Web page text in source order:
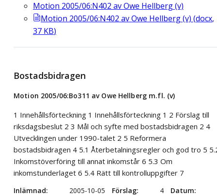
Motion 2005/06:N402 av Owe Hellberg (v)
Motion 2005/06:N402 av Owe Hellberg (v) (docx,
37 KB)
Bostadsbidragen
Motion 2005/06:Bo311 av Owe Hellberg m.fl. (v)
1 Innehållsförteckning 1 Innehållsförteckning 1 2 Förslag till
riksdagsbeslut 2 3 Mål och syfte med bostadsbidragen 2 4
Utvecklingen under 1990-talet 2 5 Reformera
bostadsbidragen 4 5.1 Återbetalningsregler och god tro 5
Inkomstöverföring till annat inkomstår 6 5.3 Om
inkomstunderlaget 6 5.4 Rätt till kontrolluppgifter 7
Inlämnad 2005-10-05 Förslag 4
Datum